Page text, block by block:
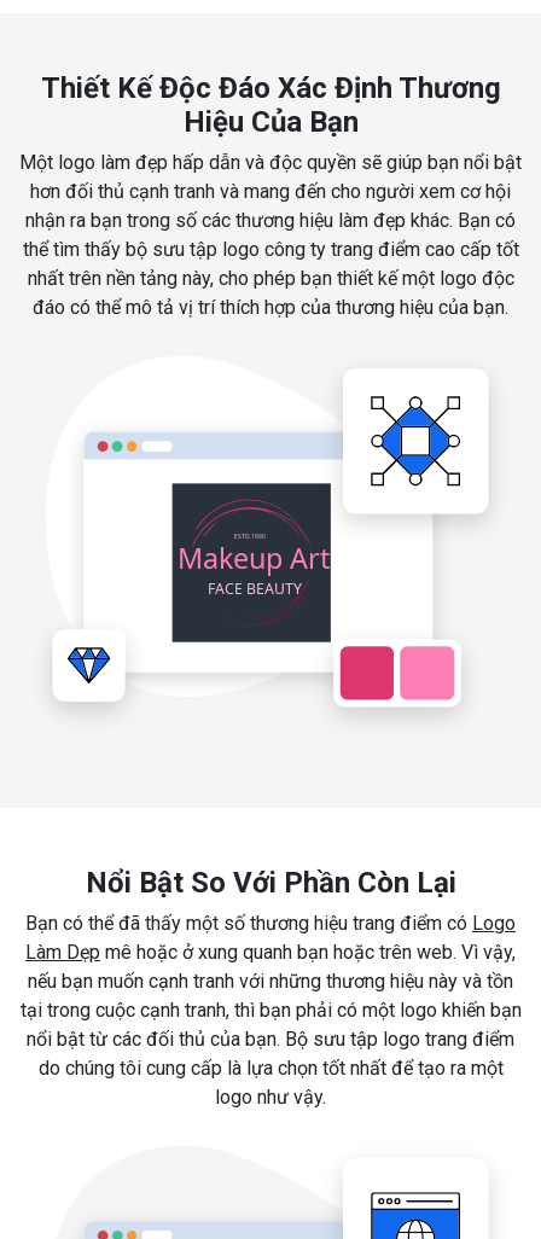
Thiết Kế Độc Đáo Xác Định Thương
Hiệu Của Bạn
Một logo làm đẹp hấp dẫn và độc quyền sẽ giúp bạn nổi bật
hơn đối thủ cạnh tranh và mang đến cho người xem cơ hội
nhận ra bạn trong số các thương hiệu làm đẹp khác. Bạn có
thể tìm thấy bộ sưu tập logo công ty trang điểm cao cấp tốt
nhất trên nền tảng này, cho phép bạn thiết kế một logo độc
đáo có thể mô tả vị trí thích hợp của thương hiệu của bạn.
Nổi Bật So Với Phần Còn Lại
Bạn có thể đã thấy một số thương hiệu trang điểm có Logo
Làm Dẹp mê hoặc ở xung quanh bạn hoặc trên web. Vì vậy,
nếu bạn muốn cạnh tranh với những thương hiệu này và tồn
tại trong cuộc cạnh tranh, thì bạn phải có một logo khiến bạn
nổi bật từ các đối thủ của bạn. Bộ sưu tập logo trang điểm
do chúng tôi cung cấp là lựa chọn tốt nhất để tạo ra một
logo như vậy.